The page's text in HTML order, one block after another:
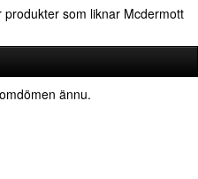
produkter som liknar Mcdermott
ännu.